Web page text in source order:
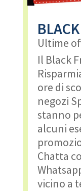
Ultime
Il Black
ore di
negozi
stanno
alcuni
Chatta
vicino a